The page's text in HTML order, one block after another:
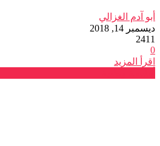
أبو آدم الغزالي
ديسمبر 14, 2018
2411
0
اقرأ المزيد